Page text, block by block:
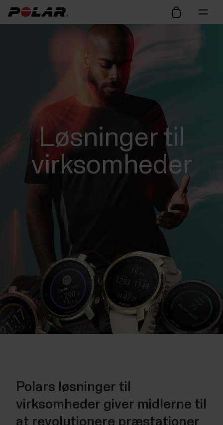
Løsninger til
virksomheder
Polars løsninger til
virksomheder giver midlerne til
at revolutionere præstationer